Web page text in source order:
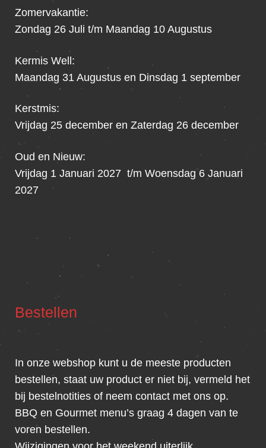
Zomervakantie:
Zondag 26 Juli t/m Maandag 10 Augustus
Kermis Well:
Maandag 31 Augustus en Dinsdag 1 september
Kerstmis:
Vrijdag 25 december en Zaterdag 26 december
Oud en Nieuw:
Vrijdag 1 Januari 2027 t/m Woensdag 6 Januari
2027
Bestellen
In onze webshop kunt u de meeste producten
bestellen, staat uw product er niet bij, vermeld het
bij bestelnotities of neem contact met ons op.
BBQ en Gourmet menu’s graag 4 dagen van te
voren bestellen.